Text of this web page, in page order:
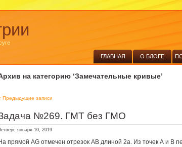
ГЛАВНАЯ О БЛОГЕ
на категорию ‘Замечательные кривые’
Предыдущие записи
№269. ГМТ без ГМО
января 10, 2019
прямой AG отмечен отрезок AB длиной 2a. Из точек А и B